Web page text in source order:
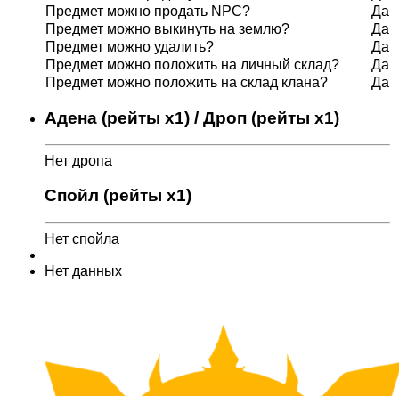
Предмет можно продать NPC?
Да
Предмет можно выкинуть на землю?
Да
Предмет можно удалить?
Да
Предмет можно положить на личный склад?
Да
Предмет можно положить на склад клана?
Да
Адена (рейты x1) / Дроп (рейты x1)
Нет дропа
Спойл (рейты x1)
Нет спойла
Нет данных